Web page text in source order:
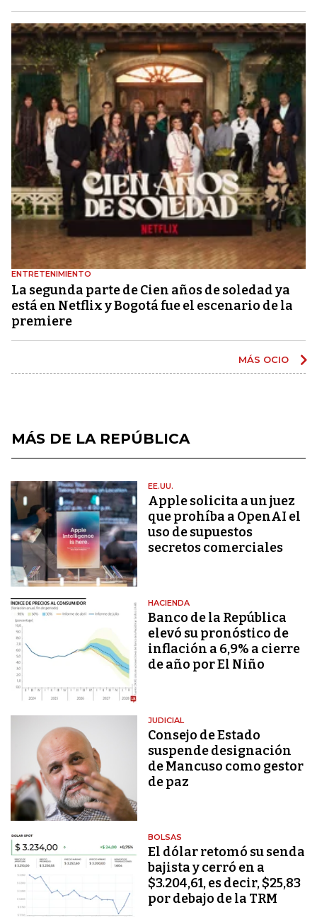
ENTRETENIMIENTO
La segunda parte de Cien años de soledad ya
está en Netflix y Bogotá fue el escenario de la
premiere
MÁS OCIO
MÁS DE LA REPÚBLICA
EE.UU.
Apple solicita a un juez
que prohíba a OpenAI el
uso de supuestos
secretos comerciales
HACIENDA
Banco de la República
elevó su pronóstico de
inflación a 6,9% a cierre
de año por El Niño
JUDICIAL
Consejo de Estado
suspende designación
de Mancuso como gestor
de paz
BOLSAS
El dólar retomó su senda
bajista y cerró en a
$3.204,61, es decir, $25,83
por debajo de la TRM